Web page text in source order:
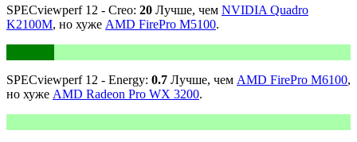
SPECviewperf 12 - Creo: 20 Лучше, чем NVIDIA Quadro
K2100M, но хуже AMD FirePro M5100.
SPECviewperf 12 - Energy: 0.7 Лучше, чем AMD FirePro M6100,
но хуже AMD Radeon Pro WX 3200.